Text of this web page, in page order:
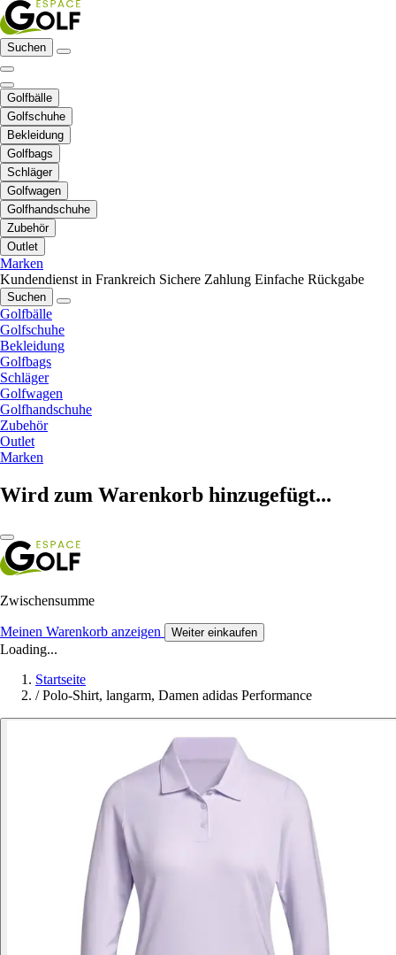
Suchen
Golfbälle
Golfschuhe
Bekleidung
Golfbags
Schläger
Golfwagen
Golfhandschuhe
Zubehör
Outlet
Marken
Kundendienst in Frankreich Sichere Zahlung Einfache Rückgabe
Suchen
Golfbälle
Golfschuhe
Bekleidung
Golfbags
Schläger
Golfwagen
Golfhandschuhe
Zubehör
Outlet
Marken
Wird zum Warenkorb hinzugefügt...
Zwischensumme
Meinen Warenkorb anzeigen Weiter einkaufen
Loading...
Startseite
/ Polo-Shirt, langarm, Damen adidas Performance